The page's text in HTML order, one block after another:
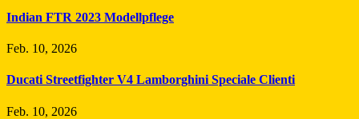
Indian FTR 2023 Modellpflege
Feb. 10, 2026
Ducati Streetfighter V4 Lamborghini Speciale Clienti
Feb. 10, 2026